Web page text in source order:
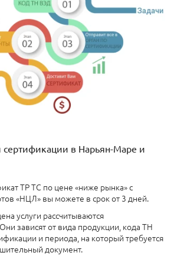
сертификации в Нарьян-Маре и
ТР ТС по цене «ниже рынка» с
«НЦЛ» вы можете в срок от 3 дней.
услуги рассчитываются
зависят от вида продукции, кода ТН
и периода, на который требуется
документ.